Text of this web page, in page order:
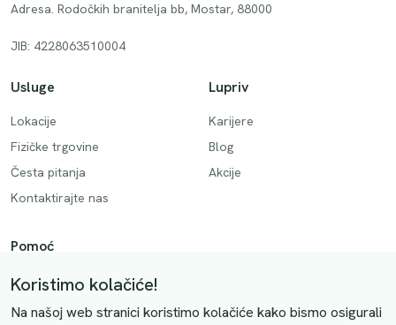
Adresa. Rodočkih branitelja bb, Mostar, 88000
JIB: 4228063510004
Usluge
Lokacije
Fizičke trgovine
Česta pitanja
Kontaktirajte nas
Lupriv
Karijere
Blog
Akcije
Pomoć
Način plaćanja
Dostava
Koristimo kolačiće!
Na našoj web stranici koristimo kolačiće kako bismo osigurali